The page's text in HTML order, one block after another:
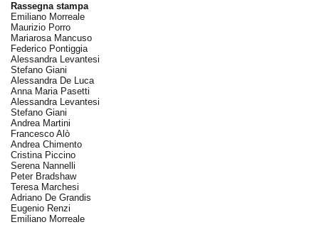
Rassegna stampa
Emiliano Morreale
Maurizio Porro
Mariarosa Mancuso
Federico Pontiggia
Alessandra Levantesi
Stefano Giani
Alessandra De Luca
Anna Maria Pasetti
Alessandra Levantesi
Stefano Giani
Andrea Martini
Francesco Alò
Andrea Chimento
Cristina Piccino
Serena Nannelli
Peter Bradshaw
Teresa Marchesi
Adriano De Grandis
Eugenio Renzi
Emiliano Morreale